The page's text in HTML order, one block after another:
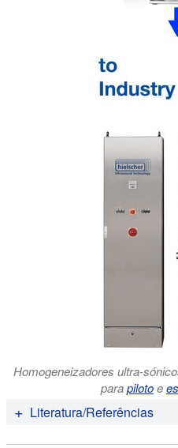
Homogeneizadores ultra-
parapilotoe
Literatura/Referências